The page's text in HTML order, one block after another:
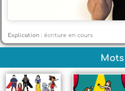
Explication : écriture en cours